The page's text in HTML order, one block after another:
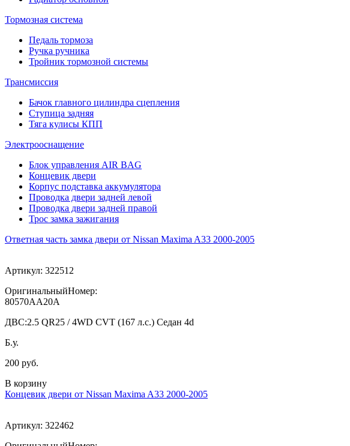
Тормозная система
Педаль тормоза
Ручка ручника
Тройник тормозной системы
Трансмиссия
Бачок главного цилиндра сцепления
Ступица задняя
Тяга кулисы КПП
Электрооснащение
Блок управления AIR BAG
Концевик двери
Корпус подставка аккумулятора
Проводка двери задней левой
Проводка двери задней правой
Трос замка зажигания
Ответная часть замка двери от Nissan Maxima A33 2000-2005
Артикул: 322512
ОригинальныйНомер:
80570AA20A
ДВС:2.5 QR25 / 4WD CVT (167 л.с.) Седан 4d
Б.у.
200 руб.
В корзину
Концевик двери от Nissan Maxima A33 2000-2005
Артикул: 322462